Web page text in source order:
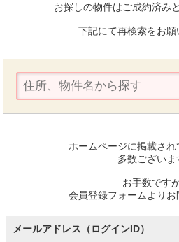
お探しの物件はご成約済み
下記にて再検索をお願
ホームページに掲載され
多数ございま
お手数ですが
会員登録フォームよりお
メールアドレス（ログインID）